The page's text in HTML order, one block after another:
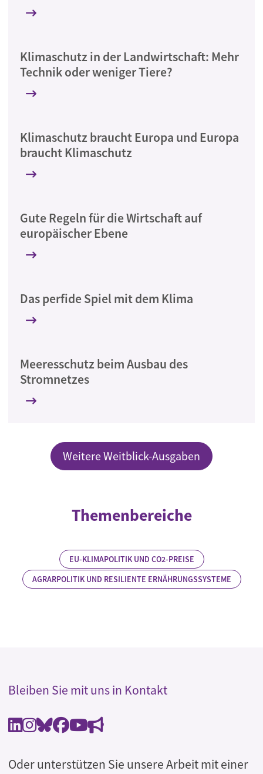
Klimaschutz in der Landwirtschaft: Mehr
Technik oder weniger Tiere?
Klimaschutz braucht Europa und Europa
braucht Klimaschutz
Gute Regeln für die Wirtschaft auf
europäischer Ebene
Das perfide Spiel mit dem Klima
Meeresschutz beim Ausbau des
Stromnetzes
Weitere Weitblick-Ausgaben
Themenbereiche
EU-KLIMAPOLITIK UND CO2-PREISE
AGRARPOLITIK UND RESILIENTE ERNÄHRUNGSSYSTEME
Bleiben Sie mit uns in Kontakt
Oder unterstützen Sie unsere Arbeit mit einer